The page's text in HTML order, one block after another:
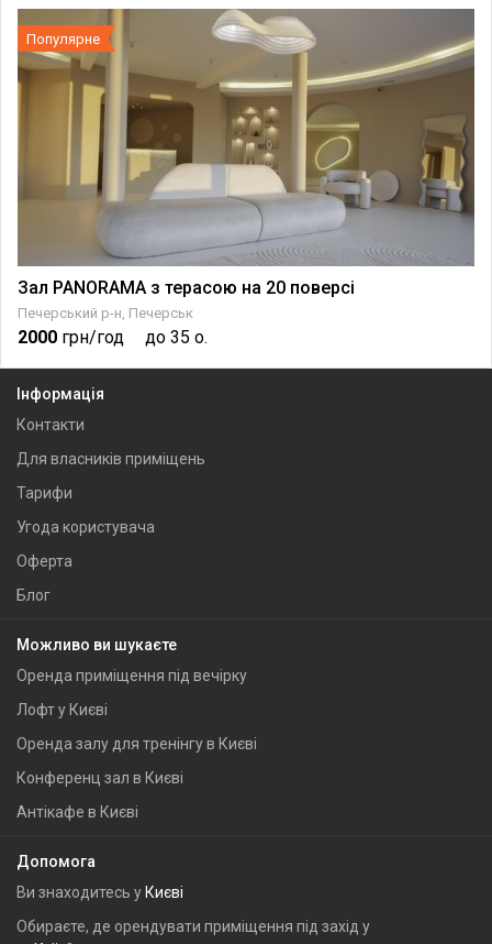
Популярне
Зал PANORAMA з терасою на 20 поверсі
Печерський р-н, Печерськ
2000 грн/год до 35 о.
Інформація
Контакти
Для власників приміщень
Тарифи
Угода користувача
Оферта
Блог
Можливо ви шукаєте
Оренда приміщення під вечірку
Лофт у Києві
Оренда залу для тренінгу в Києві
Конференц зал в Києві
Антікафе в Києві
Допомога
Ви знаходитесь у Києві
Обираєте, де орендувати приміщення під захід у